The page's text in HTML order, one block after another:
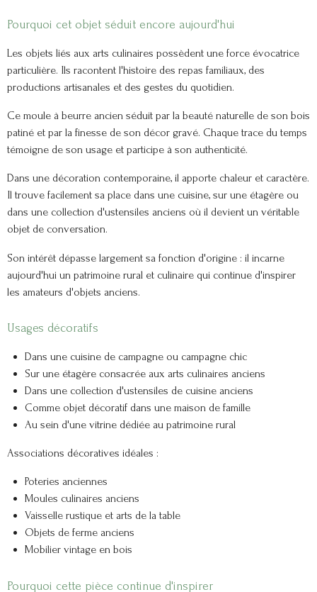
Pourquoi cet objet séduit encore aujourd'hui
Les objets liés aux arts culinaires possèdent une force évocatrice
particulière. Ils racontent l'histoire des repas familiaux, des
productions artisanales et des gestes du quotidien.
Ce moule à beurre ancien séduit par la beauté naturelle de son bois
patiné et par la finesse de son décor gravé. Chaque trace du temps
témoigne de son usage et participe à son authenticité.
Dans une décoration contemporaine, il apporte chaleur et caractère.
Il trouve facilement sa place dans une cuisine, sur une étagère ou
dans une collection d'ustensiles anciens où il devient un véritable
objet de conversation.
Son intérêt dépasse largement sa fonction d'origine : il incarne
aujourd'hui un patrimoine rural et culinaire qui continue d'inspirer
les amateurs d'objets anciens.
Usages décoratifs
Dans une cuisine de campagne ou campagne chic
Sur une étagère consacrée aux arts culinaires anciens
Dans une collection d'ustensiles de cuisine anciens
Comme objet décoratif dans une maison de famille
Au sein d'une vitrine dédiée au patrimoine rural
Associations décoratives idéales :
Poteries anciennes
Moules culinaires anciens
Vaisselle rustique et arts de la table
Objets de ferme anciens
Mobilier vintage en bois
Pourquoi cette pièce continue d'inspirer